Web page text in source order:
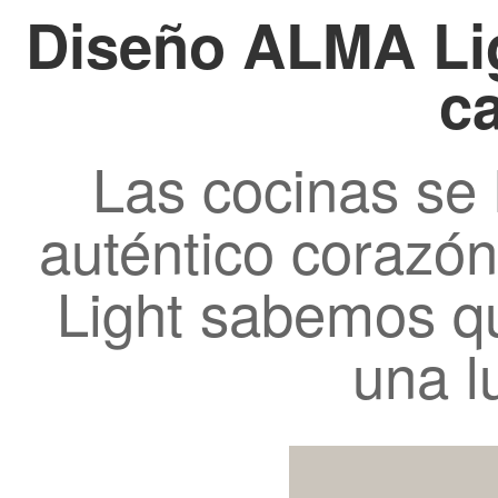
Diseño ALMA
Las cocinas
auténtico
Light sabemos
una